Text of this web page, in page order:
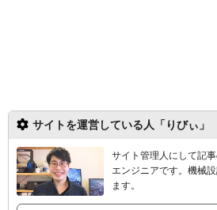
サイトを運営している人「りびぃ」
サイト管理人にして記
エンジニアです。機械
ます。